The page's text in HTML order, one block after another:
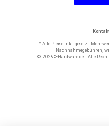
* Alle Preise inkl. gesetzl.
Nachnahmegebühren,
© 2026 X-Hardware.de - Alle